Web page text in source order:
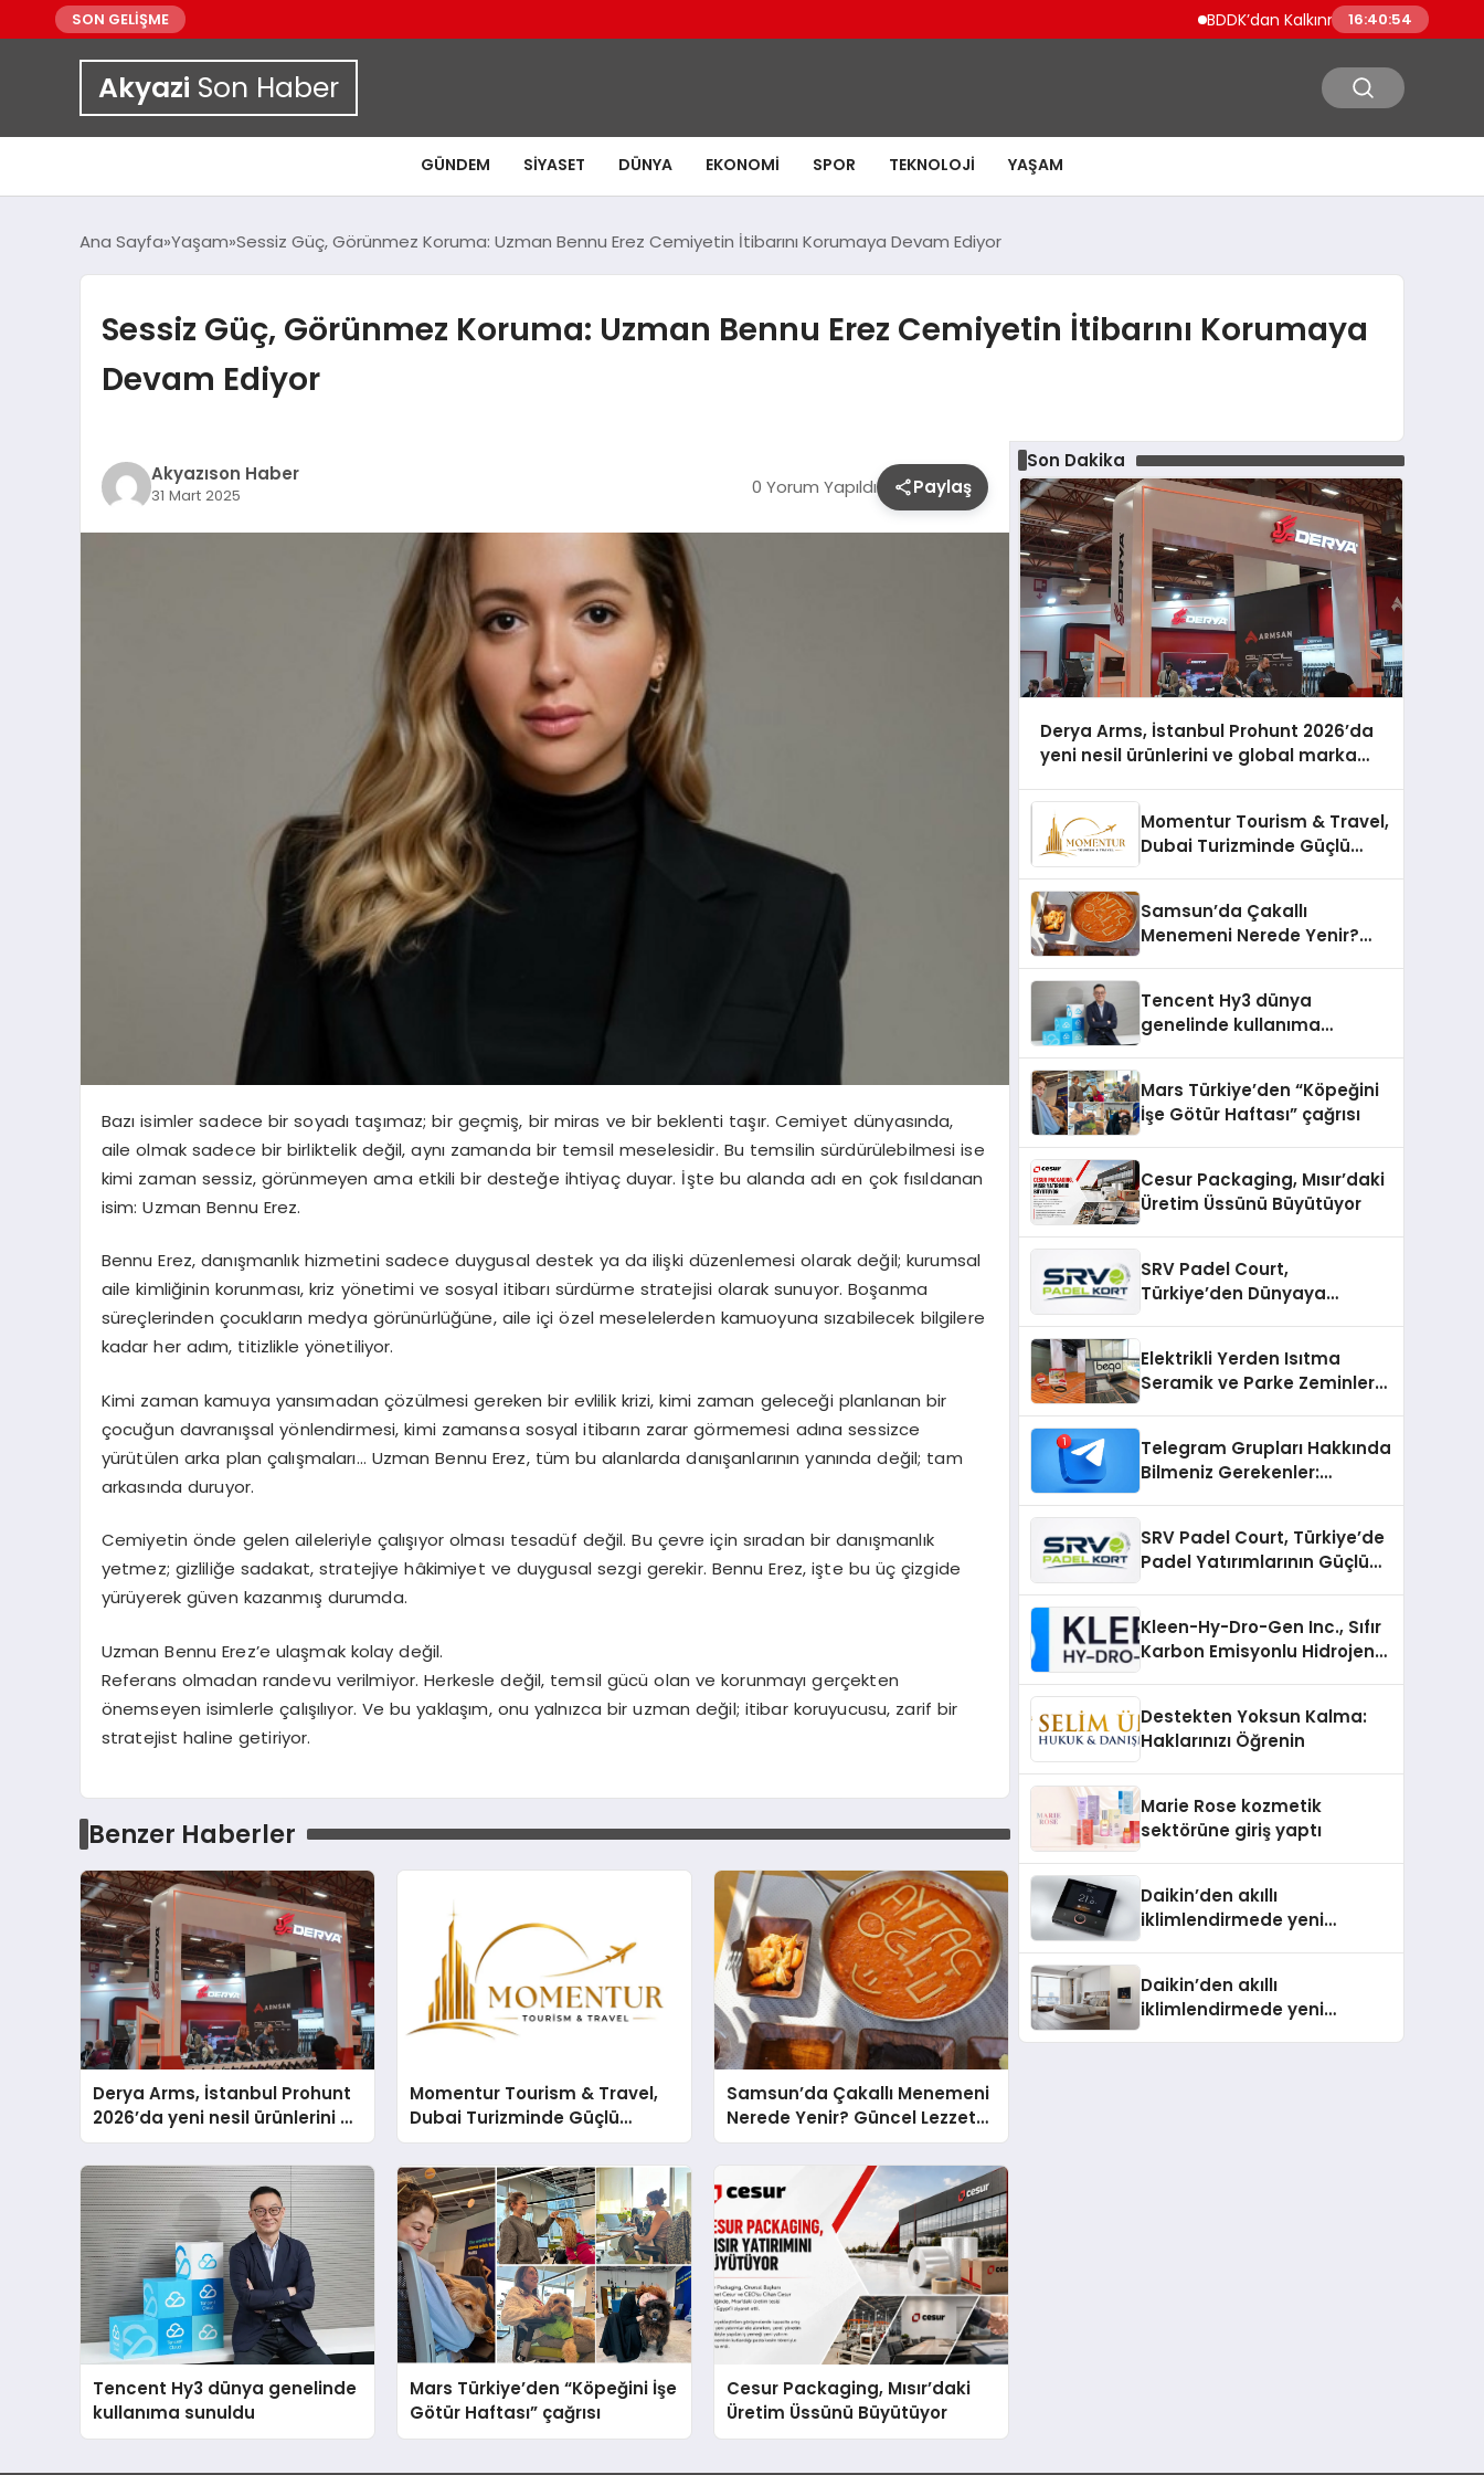
SON GELİŞME BDDK’dan Kalkınma ve Yatırım
16:40:55
Akyazi Son Haber
GÜNDEM SIYASET DÜNYA EKONOMI SPOR TEKNOLOJI YAŞAM
Ana Sayfa Yaşam Sessiz Güç, Görünmez Koruma: Uzman Bennu Erez Cemiyetin İtibarını Korumaya Devam Ediyor
Sessiz Güç, Görünmez Koruma: Uzman Bennu Erez Cemiyetin İtibarını Korumaya
Devam Ediyor
Akyazıson Haber
31 Mart 2025 0 Yorum Yapıldı Paylaş
Bazı isimler sadece bir soyadı taşımaz; bir geçmiş, bir miras ve bir beklenti taşır. Cemiyet dünyasında,
aile olmak sadece bir birliktelik değil, aynı zamanda bir temsil meselesidir. Bu temsilin sürdürülebilmesi ise
kimi zaman sessiz, görünmeyen ama etkili bir desteğe ihtiyaç duyar. İşte bu alanda adı en çok fısıldanan
isim: Uzman Bennu Erez.
Bennu Erez, danışmanlık hizmetini sadece duygusal destek ya da ilişki düzenlemesi olarak değil; kurumsal
aile kimliğinin korunması, kriz yönetimi ve sosyal itibarı sürdürme stratejisi olarak sunuyor. Boşanma
süreçlerinden çocukların medya görünürlüğüne, aile içi özel meselelerden kamuoyuna sızabilecek bilgilere
kadar her adım, titizlikle yönetiliyor.
Kimi zaman kamuya yansımadan çözülmesi gereken bir evlilik krizi, kimi zaman geleceği planlanan bir
çocuğun davranışsal yönlendirmesi, kimi zamansa sosyal itibarın zarar görmemesi adına sessizce
yürütülen arka plan çalışmaları… Uzman Bennu Erez, tüm bu alanlarda danışanlarının yanında değil; tam
arkasında duruyor.
Cemiyetin önde gelen aileleriyle çalışıyor olması tesadüf değil. Bu çevre için sıradan bir danışmanlık
yetmez; gizliliğe sadakat, stratejiye hâkimiyet ve duygusal sezgi gerekir. Bennu Erez, işte bu üç çizgide
yürüyerek güven kazanmış durumda.
Uzman Bennu Erez’e ulaşmak kolay değil.
Referans olmadan randevu verilmiyor. Herkesle değil, temsil gücü olan ve korunmayı gerçekten
önemseyen isimlerle çalışılıyor. Ve bu yaklaşım, onu yalnızca bir uzman değil; itibar koruyucusu, zarif bir
stratejist haline getiriyor.
Benzer Haberler
Derya Arms, İstanbul Prohunt
2026’da yeni nesil ürünlerini ve
global marka vizyonunu
sergiledi
Momentur Tourism & Travel,
Dubai Turizminde Güçlü
Operasyon Ağıyla Fark
Yaratıyor
Samsun’da Çakallı Menemeni
Nerede Yenir? Güncel Lezzet
Rehberi
Tencent Hy3 dünya genelinde
kullanıma sunuldu
Mars Türkiye’den “Köpeğini İşe
Götür Haftası” çağrısı
Cesur Packaging, Mısır’daki
Üretim Üssünü Büyütüyor
Son Dakika
Derya Arms, İstanbul Prohunt 2026’da
yeni nesil ürünlerini ve global marka
Momentur Tourism & Travel,
Dubai Turizminde Güçlü
Samsun’da Çakallı
Menemeni Nerede Yenir?
Tencent Hy3 dünya
genelinde kullanıma
Mars Türkiye’den “Köpeğini
İşe Götür Haftası” çağrısı
Cesur Packaging, Mısır’daki
Üretim Üssünü Büyütüyor
SRV Padel Court,
Türkiye’den Dünyaya
Elektrikli Yerden Isıtma
Seramik ve Parke Zeminler
Telegram Grupları Hakkında
Bilmeniz Gerekenler:
SRV Padel Court, Türkiye’de
Padel Yatırımlarının Güçlü
Kleen-Hy-Dro-Gen Inc., Sıfır
Karbon Emisyonlu Hidrojen
Aldı
Destekten Yoksun Kalma:
Haklarınızı Öğrenin
Marie Rose kozmetik
sektörüne giriş yaptı
Daikin’den akıllı
iklimlendirmede yeni
Daikin’den akıllı
iklimlendirmede yeni